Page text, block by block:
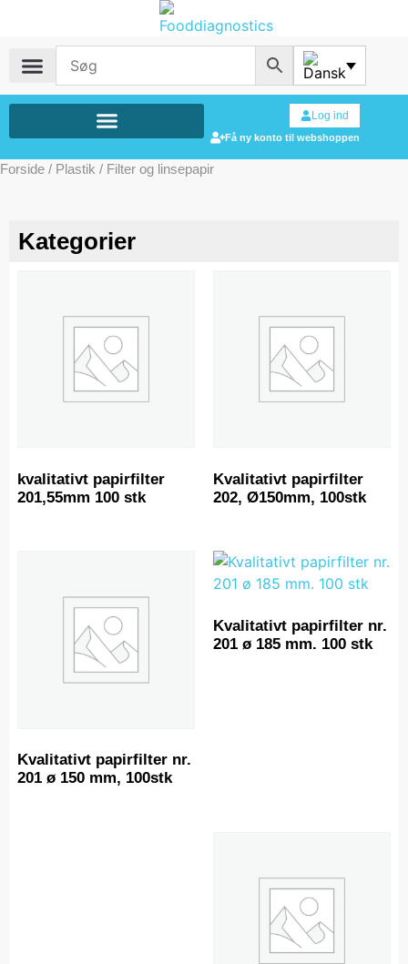
Log ind
Få ny konto til webshoppen
Forside / Plastik / Filter og linsepapir
Kategorier
kvalitativt papirfilter
201,55mm 100 stk
Kvalitativt papirfilter
202, Ø150mm, 100stk
Kvalitativt papirfilter nr.
201 ø 150 mm, 100stk
Kvalitativt papirfilter nr.
201 ø 185 mm. 100 stk